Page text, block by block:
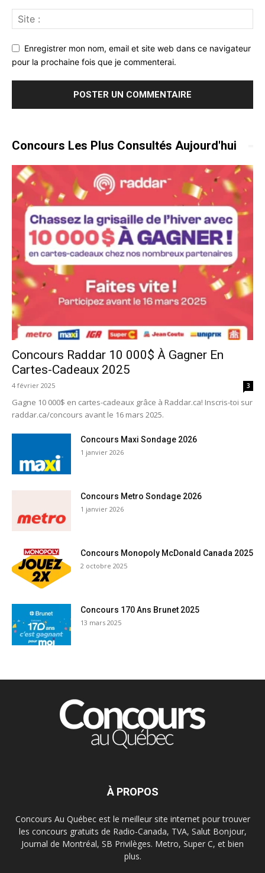
Enregistrer mon nom, email et site web dans ce navigateur
pour la prochaine fois que je commenterai.
Concours Les Plus Consultés Aujourd'hui
Concours Raddar 10 000$ À Gagner En
Cartes-Cadeaux 2025
4 février 2025 3
Gagne 10 000$ en cartes-cadeaux grâce à Raddar.ca! Inscris-toi sur
raddar.ca/concours avant le 16 mars 2025.
Concours Maxi Sondage 2026
1 janvier 2026
Concours Metro Sondage 2026
1 janvier 2026
Concours Monopoly McDonald Canada 2025
2 octobre 2025
Concours 170 Ans Brunet 2025
13 mars 2025
À PROPOS
Concours Au Québec est le meilleur site internet pour trouver
les concours gratuits de Radio-Canada, TVA, Salut Bonjour,
Journal de Montréal, SB Privilèges. Metro, Super C, et bien
plus.